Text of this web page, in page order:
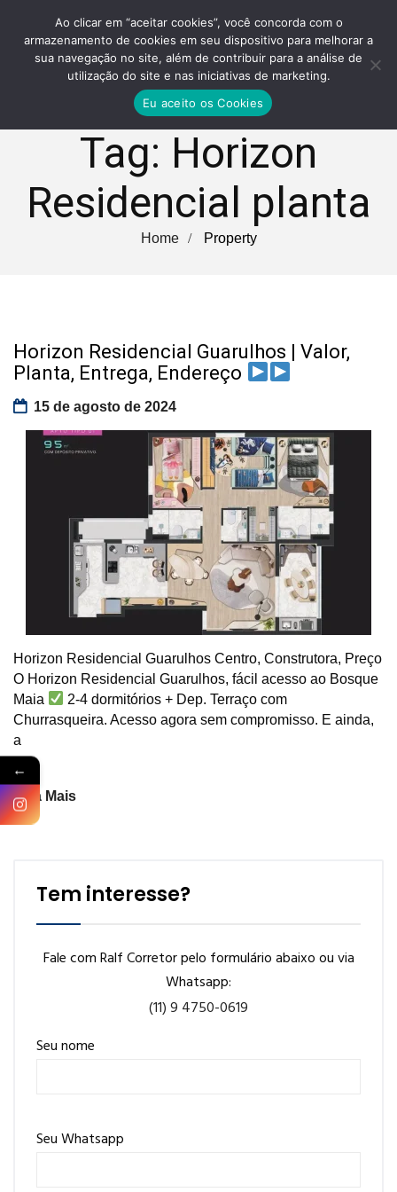
Tag: Horizon
Residencial planta
Home Property
Horizon Residencial Guarulhos | Valor,
Planta, Entrega, Endereço
15 de agosto de 2024
Horizon Residencial Guarulhos Centro, Construtora, Preço
O Horizon Residencial Guarulhos, fácil acesso ao Bosque
Maia
2-4 dormitórios + Dep. Terraço com
Churrasqueira. Acesso agora sem compromisso. E ainda,
a
Veja Mais
Tem interesse?
Fale com Ralf Corretor pelo formulário abaixo ou via
Whatsapp:
(11) 9 4750-0619
Seu nome
Seu Whatsapp
←
Ao clicar em “aceitar cookies”, você concorda com o
armazenamento de cookies em seu dispositivo para melhorar a
sua navegação no site, além de contribuir para a análise de
utilização do site e nas iniciativas de marketing.
Eu aceito os Cookies